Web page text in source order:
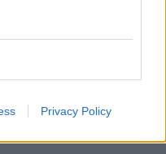
Privacy Policy